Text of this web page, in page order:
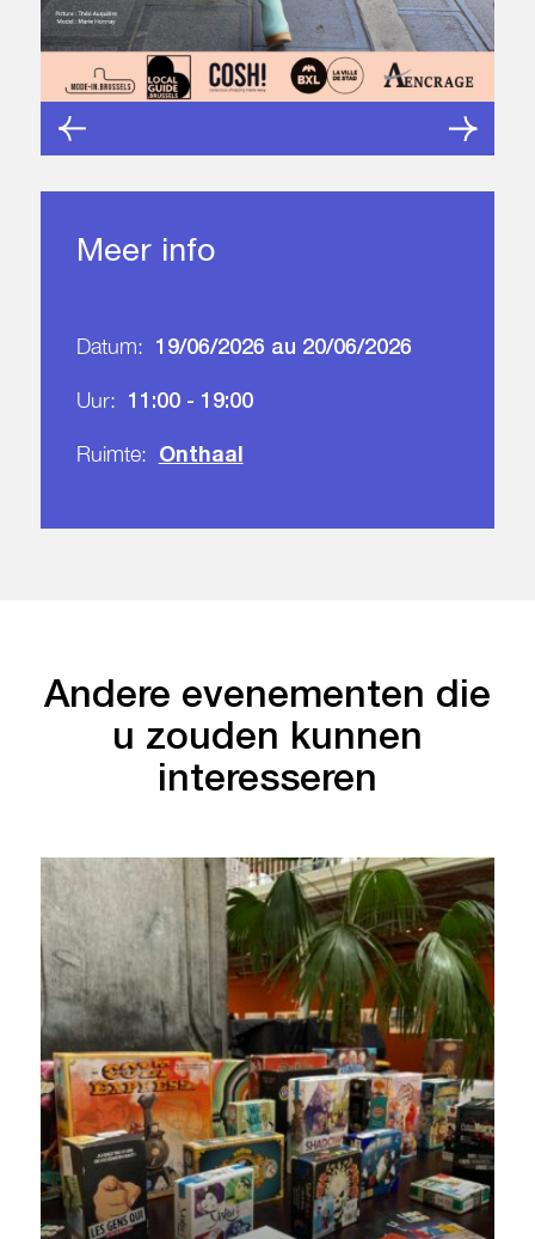
Meer info
Datum: 19/06/2026 au 20/06/2026
Uur: 11:00 - 19:00
Ruimte: Onthaal
Andere evenementen die
u zouden kunnen
interesseren